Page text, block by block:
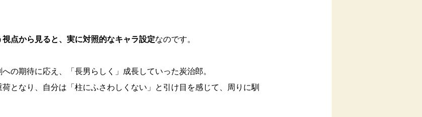
点から見ると、実に対照的なキャラ設定なのです。
の期待に応え、「長男らしく」成長していった炭治郎。
荷となり、自分は「柱にふさわしくない」と引け目を感じて、周りに馴